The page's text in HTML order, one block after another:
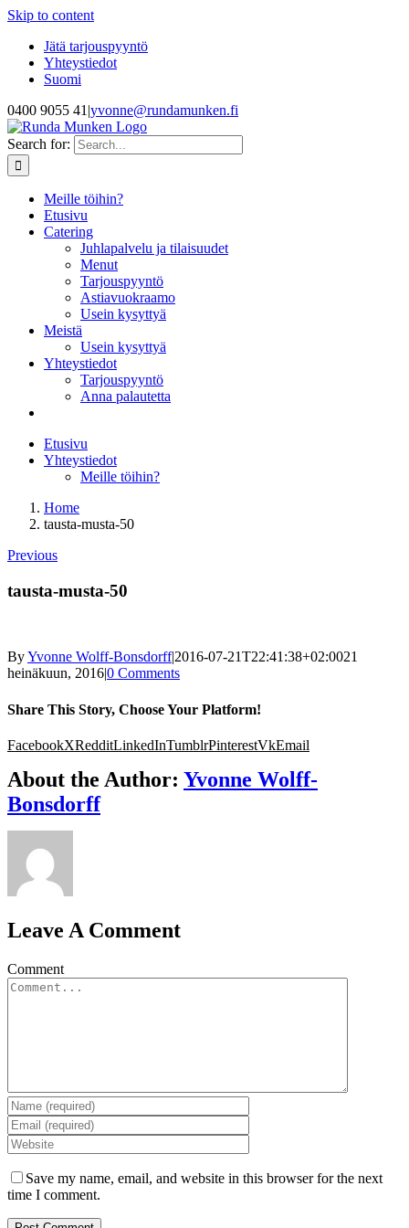
Skip to content
Jätä tarjouspyyntö
Yhteystiedot
Suomi
0400 9055 41 |yvonne@rundamunken.fi
Search for:
Meille töihin?
Etusivu
Catering
Juhlapalvelu ja tilaisuudet
Menut
Tarjouspyyntö
Astiavuokraamo
Usein kysyttyä
Meistä
Usein kysyttyä
Yhteystiedot
Tarjouspyyntö
Anna palautetta
Etusivu
Yhteystiedot
Meille töihin?
Home
tausta-musta-50
Previous
tausta-musta-50
ByYvonne Wolff-Bonsdorff|2016-07-21T22:41:38+02:0021
heinäkuun, 2016|0 Comments
Share This Story, Choose Your Platform!
FacebookXRedditLinkedInTumblrPinterestVkEmail
About the Author: Yvonne Wolff-
Bonsdorff
Leave A Comment
Comment
Save my name, email, and website in this browser for the next
time I comment.